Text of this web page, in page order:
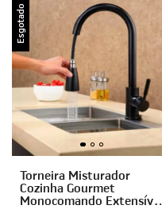
Esgotado
Torneira Misturador
Cozinha Gourmet
Monocomando Extensível